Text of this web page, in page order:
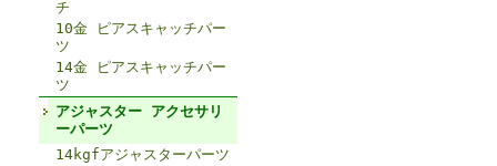
チ
10金 ピアスキャッチパー
ツ
14金 ピアスキャッチパー
ツ
アジャスター アクセサリ
ーパーツ
14kgfアジャスターパーツ